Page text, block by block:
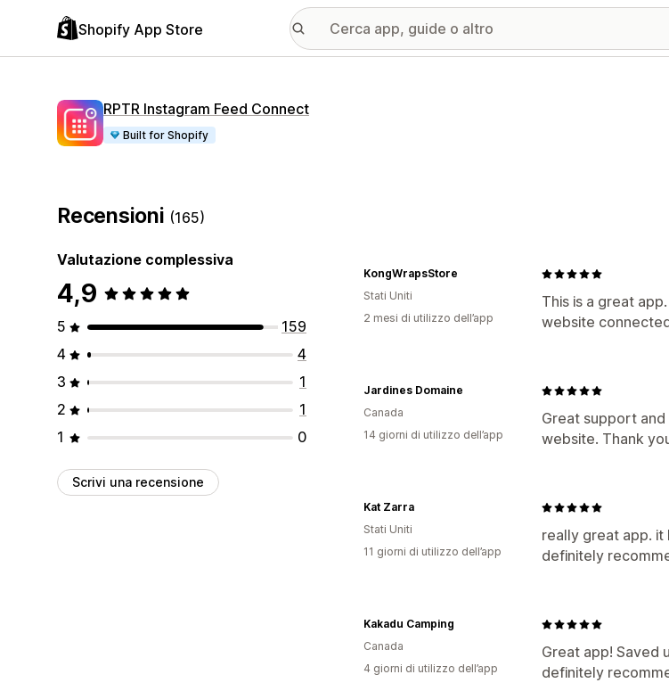
Shopify App Store
RPTR Instagram Feed Connect
Built for Shopify
Recensioni (165)
Valutazione complessiva
4,9
5
159
4
4
3
1
2
1
1
0
Scrivi una recensione
This is a great
website
KongWrapsStore
Stati Uniti
2 mesi di utilizzo dell’app
Great support
website. Thank
Jardines Domaine
Canada
14 giorni di utilizzo dell’app
really great app. it
definitely
Kat Zarra
Stati Uniti
11 giorni di utilizzo dell’app
Great app! Saved
definitely
Kakadu Camping
Canada
4 giorni di utilizzo dell’app